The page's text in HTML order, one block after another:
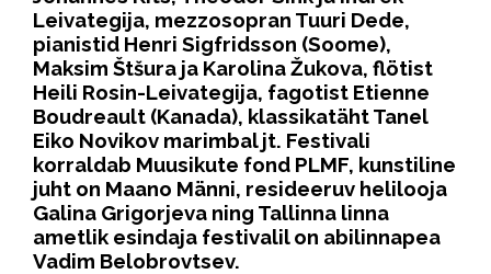
Leivategija, mezzosopran Tuuri Dede,
pianistid Henri Sigfridsson (Soome),
Maksim Štšura ja Karolina Žukova, flötist
Heili Rosin-Leivategija, fagotist Etienne
Boudreault (Kanada), klassikatäht Tanel
Eiko Novikov marimbal jt. Festivali
korraldab Muusikute fond PLMF, kunstiline
juht on Maano Männi, resideeruv helilooja
Galina Grigorjeva ning Tallinna linna
ametlik esindaja festivalil on abilinnapea
Vadim Belobrovtsev.